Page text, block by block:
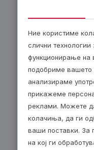
По е-
Изберете
Ние користиме
слични
функционирање на
подобриме вашето
анализираме
прикажеме
реклами. Можете
колачиња, да ги
ваши поставки. За
на кој ги